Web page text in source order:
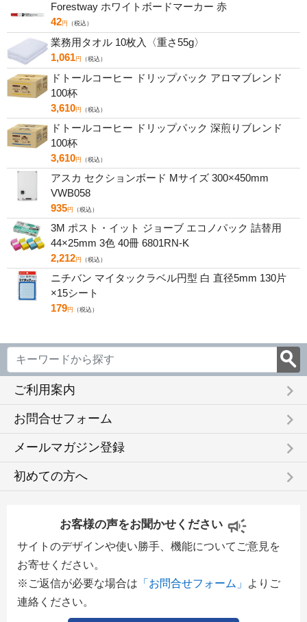
Forestway ホワイトボードマーカー 赤
42円 （税込）
業務用タオル 10枚入〈重さ55g〉
1,061円 （税込）
ドトールコーヒー ドリップパック アロマブレンド
100杯
3,610円 （税込）
ドトールコーヒー ドリップパック 深煎りブレンド
100杯
3,610円 （税込）
アスカ セクションボード Mサイズ 300×450mm
VWB058
935円 （税込）
3M ポスト・イット ジョーブ エコノパック 詰替用
44×25mm 3色 40冊 6801RN-K
2,212円 （税込）
ニチバン マイタックラベル円型 白 直径5mm 130片
×15シート
179円 （税込）
ご利用案内 keyboard_arrow_right
お問合せフォーム keyboard_arrow_right
メールマガジン登録 keyboard_arrow_right
初めての方へ keyboard_arrow_right
お客様の声をお聞かせください
サイトのデザインや使い勝手、機能についてご意見を
お寄せください。
※ご返信が必要な場合は 「お問合せフォーム」
よりご
連絡ください。